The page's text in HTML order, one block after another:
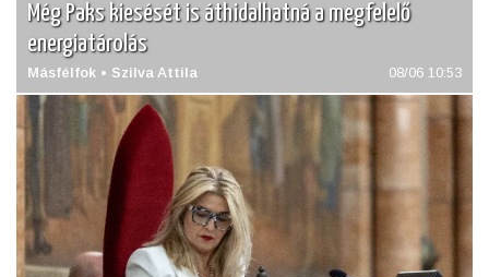
Még Paks kiesését is áthidalhatná a megfelelő
energiatárolás
Másfélfok • Szilva Attila 08/06 10:53